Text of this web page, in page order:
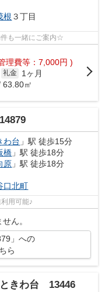
根 ３丁目
も一緒にご案内☆
理費等：7,000円 )
礼金
1ヶ月
63.80㎡
わ台 」駅 徒歩15分
橋 」駅 徒歩18分
原 」駅 徒歩18分
口北町
用可能♪
ん。
」への
ら
きわ台 13446